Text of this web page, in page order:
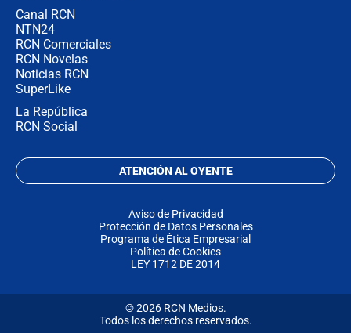
Canal RCN
NTN24
RCN Comerciales
RCN Novelas
Noticias RCN
SuperLike
La República
RCN Social
ATENCIÓN AL OYENTE
Aviso de Privacidad
Protección de Datos Personales
Programa de Ética Empresarial
Política de Cookies
LEY 1712 DE 2014
© 2026 RCN Medios.
Todos los derechos reservados.